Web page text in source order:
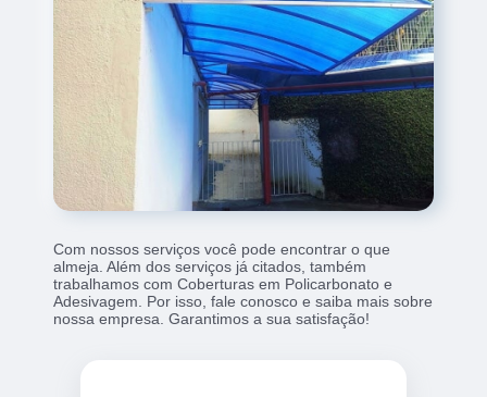
Com nossos serviços você pode encontrar o que
almeja. Além dos serviços já citados, também
trabalhamos com Coberturas em Policarbonato e
Adesivagem. Por isso, fale conosco e saiba mais sobre
nossa empresa. Garantimos a sua satisfação!